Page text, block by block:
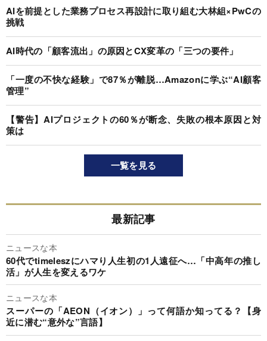
AIを前提とした業務プロセス再設計に取り組む大林組×PwCの
挑戦
AI時代の「顧客流出」の原因とCX変革の「三つの要件」
「一度の不快な経験」で87％が離脱…Amazonに学ぶ“AI顧客
管理”
【警告】AIプロジェクトの60％が断念、失敗の根本原因と対
策は
一覧を見る
最新記事
ニュースな本
60代でtimeleszにハマり人生初の1人遠征へ…「中高年の推し
活」が人生を変えるワケ
ニュースな本
スーパーの「AEON（イオン）」って何語か知ってる？【身
近に潜む“意外な”言語】